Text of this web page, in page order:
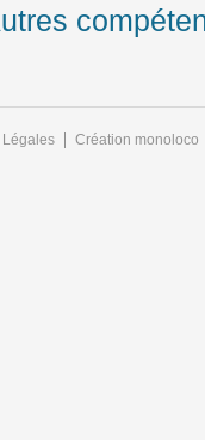
Légales Création monoloco